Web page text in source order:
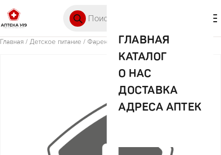
ГЛАВНАЯ
КАТАЛОГ
О НАС
ДОСТАВКА
АДРЕСА АПТЕК
Главная / Детское питание / Фаренгейт напиток киви 0.5л